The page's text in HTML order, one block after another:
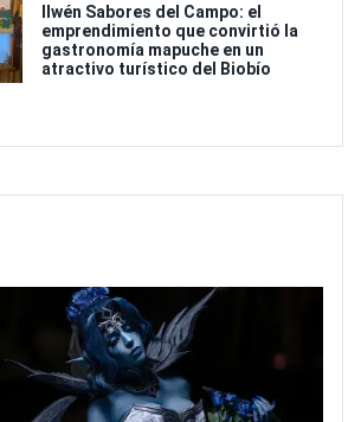
Ilwén Sabores del Campo: el
emprendimiento que convirtió la
gastronomía mapuche en un
atractivo turístico del Biobío